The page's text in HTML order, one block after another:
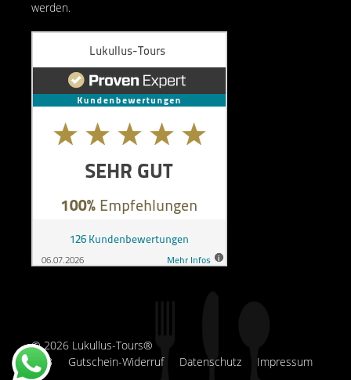
werden.
AGB Gutschein-Widerruf Datenschutz Impressum
© 2026 Lukullus-Tours®